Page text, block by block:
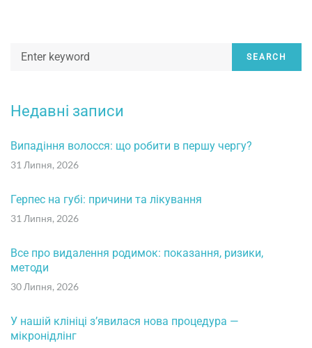
SEARCH
Недавні записи
Випадіння волосся: що робити в першу чергу?
31 Липня, 2026
Герпес на губі: причини та лікування
31 Липня, 2026
Все про видалення родимок: показання, ризики,
методи
30 Липня, 2026
У нашій клініці з’явилася нова процедура —
мікронідлінг